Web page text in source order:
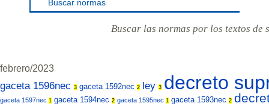
Buscar normas
Buscar las normas por los textos de
febrero/2023
gaceta 1596nec 3 gaceta 1592nec 2 ley 3 decreto
gaceta 1597nec 1 gaceta 1594nec 2 gaceta 1595nec 1 gaceta 1593nec 2